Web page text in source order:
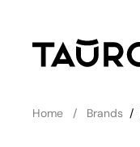
Home Brands /